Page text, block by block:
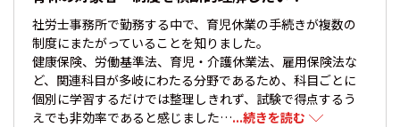
社労士事務所で勤務する中で、育児休業の手続きが複数の
制度にまたがっていることを知りました。
健康保険、労働基準法、育児・介護休業法、雇用保険法な
ど、関連科目が多岐にわたる分野であるため、科目ごとに
個別に学習するだけでは整理しきれず、試験で得点するう
えでも非効率であると感じました…...続きを読む